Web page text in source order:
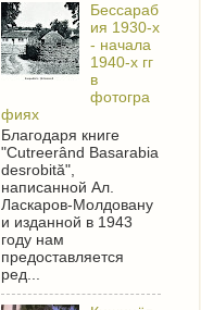
Бессараб
ия 1930-х
- начала
1940-х гг
в
фотогра
фиях
Благодаря книге
"Cutreerând Basarabia
desrobită",
написанной Ал.
Ласкаров-Молдовану
и изданной в 1943
году нам
предоставляется
ред...